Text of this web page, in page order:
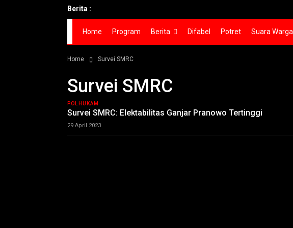
Berita :
Home Program Berita Difabel Potret Suara Warga
Home Survei SMRC
Survei SMRC
POLHUKAM
Survei SMRC: Elektabilitas Ganjar Pranowo Tertinggi
29 April 2023